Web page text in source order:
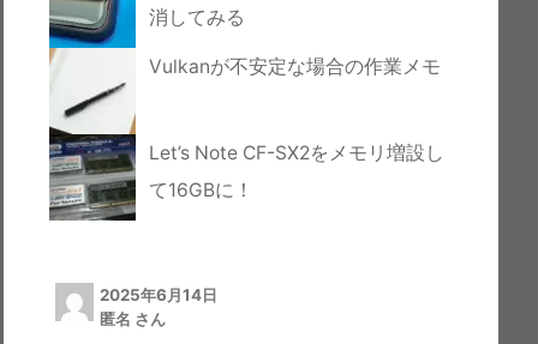
消してみる
Vulkanが不安定な場合の作業メモ
Let’s Note CF-SX2をメモリ増設し
て16GBに！
2025年6月14日
匿名 さん